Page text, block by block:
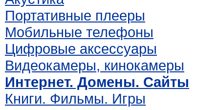
Портативные плееры
Мобильные телефоны
Цифровые аксессуары
Видеокамеры, кинокамеры
Интернет. Домены. Сайты
Книги. Фильмы. Игры